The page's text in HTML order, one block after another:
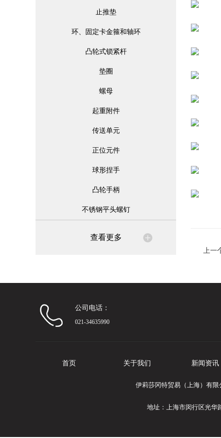
止推垫
环、固定卡金箍和轴环
凸轮式锁紧杆
垫圈
螺母
起重附件
传送单元
正位元件
球形捏手
凸轮手柄
不锈钢平头螺钉
查看更多
上一
公司电话：
021-34635990
首页 关于我们 新闻资讯
伊莉莎冈特贸易（上海）有限
地址：上海市闵行区光